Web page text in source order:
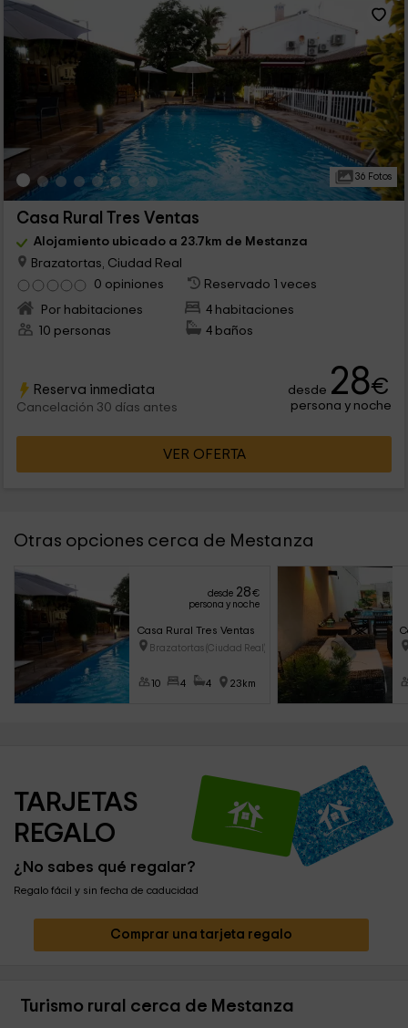
36 Fotos
Casa Rural Tres Ventas
Alojamiento ubicado a 23.7km de Mestanza
Brazatortas, Ciudad Real
0 opiniones
Reservado 1 veces
Por habitaciones
4 habitaciones
10 personas
4 baños
Reserva inmediata
Cancelación 30 días antes
desde 28€
persona y noche
VER OFERTA
Otras opciones cerca de Mestanza
desde 28€
persona y noche
Casa Rural Tres Ventas
Brazatortas (Ciudad Real)
10 4 4 23km
TARJETAS
REGALO
¿No sabes qué regalar?
Regalo fácil y sin fecha de caducidad
Comprar una tarjeta regalo
Turismo rural cerca de Mestanza